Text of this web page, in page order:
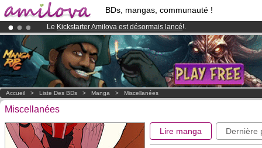
BDs, mangas, communauté !
Le Kickstarter Amilova est désormais lancé!.
Déjà 134393membreset 1208BDs & Mangas!
Abonnement premium: à partir de
3.95 eurospar mois !Clique ici
Accueil > Liste Des BDs > Manga > Miscellanées
Miscellanées
Lire manga Dernière